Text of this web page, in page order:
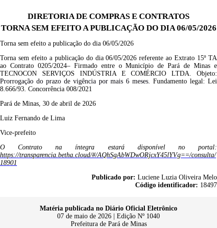
DIRETORIA DE COMPRAS E CONTRATOS
TORNA SEM EFEITO A PUBLICAÇÃO DO DIA 06/05/2026
Torna sem efeito a publicação do dia 06/05/2026
Torna sem efeito a publicação do dia 06/05/2026 referente ao Extrato 15º TA
ao Contrato 0205/2024– Firmado entre o Município de Pará de Minas e
TECNOCON SERVIÇOS INDÚSTRIA E COMÉRCIO LTDA. Objeto:
Prorrogação do prazo de vigência por mais 6 meses. Fundamento legal: Lei
8.666/93. Concorrência 008/2021
Pará de Minas, 30 de abril de 2026
Luiz Fernando de Lima
Vice-prefeito
O Contrato na íntegra estará disponível no portal:
https://transparencia.betha.cloud/#/AQhSgAbWDwORjcxY45lYVg==/consulta/
18901
Publicado por: Luciene Luzia Oliveira Melo
Código identificador: 18497
Matéria publicada no Diário Oficial Eletrônico
07 de maio de 2026 | Edição Nº 1040
Prefeitura de Pará de Minas